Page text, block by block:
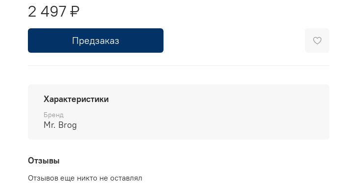
2 497 ₽
Предзаказ
Характеристики
Бренд
Mr. Brog
Отзывы
Отзывов еще никто не оставлял